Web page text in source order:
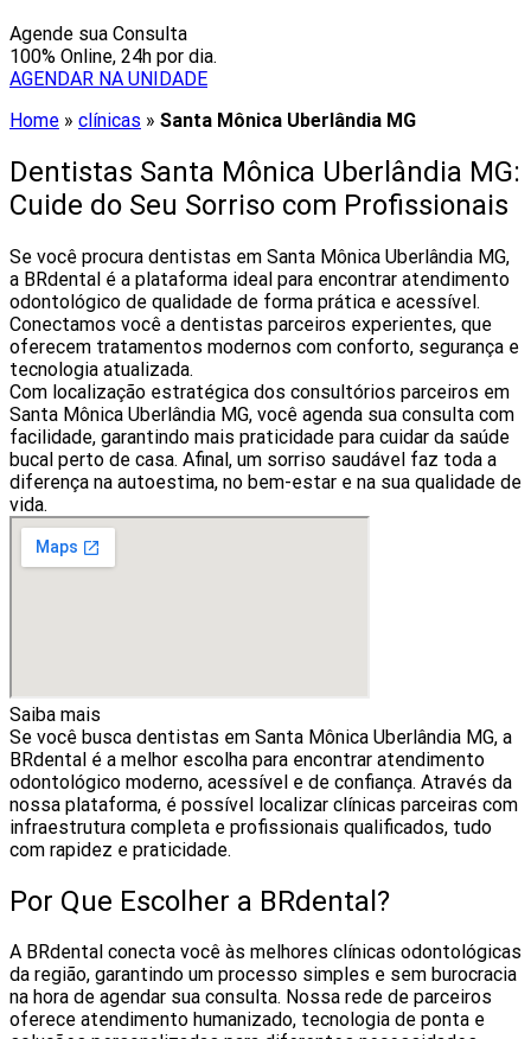
Agende sua Consulta
100% Online, 24h por dia.
AGENDAR NA UNIDADE
Home » clínicas » Santa Mônica Uberlândia MG
Dentistas Santa Mônica Uberlândia MG:
Cuide do Seu Sorriso com Profissionais
Se você procura dentistas em Santa Mônica Uberlândia MG,
a BRdental é a plataforma ideal para encontrar atendimento
odontológico de qualidade de forma prática e acessível.
Conectamos você a dentistas parceiros experientes, que
oferecem tratamentos modernos com conforto, segurança e
tecnologia atualizada.
Com localização estratégica dos consultórios parceiros em
Santa Mônica Uberlândia MG, você agenda sua consulta com
facilidade, garantindo mais praticidade para cuidar da saúde
bucal perto de casa. Afinal, um sorriso saudável faz toda a
diferença na autoestima, no bem-estar e na sua qualidade de
vida.
Saiba mais
Se você busca dentistas em Santa Mônica Uberlândia MG, a
BRdental é a melhor escolha para encontrar atendimento
odontológico moderno, acessível e de confiança. Através da
nossa plataforma, é possível localizar clínicas parceiras com
infraestrutura completa e profissionais qualificados, tudo
com rapidez e praticidade.
Por Que Escolher a BRdental?
A BRdental conecta você às melhores clínicas odontológicas
da região, garantindo um processo simples e sem burocracia
na hora de agendar sua consulta. Nossa rede de parceiros
oferece atendimento humanizado, tecnologia de ponta e